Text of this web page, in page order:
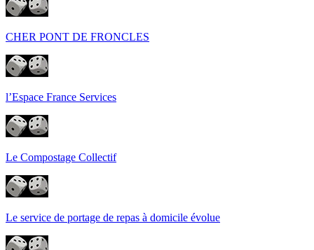
CHER PONT DE FRONCLES
l’Espace France Services
Le Compostage Collectif
Le service de portage de repas à domicile évolue